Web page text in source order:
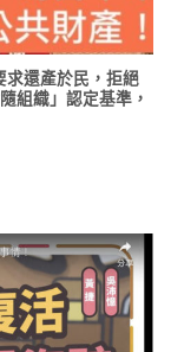
求還產於民，拒絕
組織」認定基準，